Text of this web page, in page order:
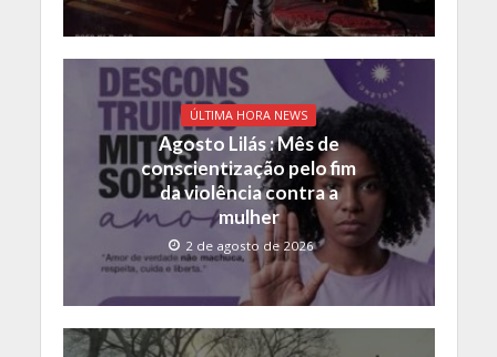
ÚLTIMA HORA NEWS
Agosto Lilás : Mês de
conscientização pelo fim
da violência contra a
mulher
2 de agosto de 2026